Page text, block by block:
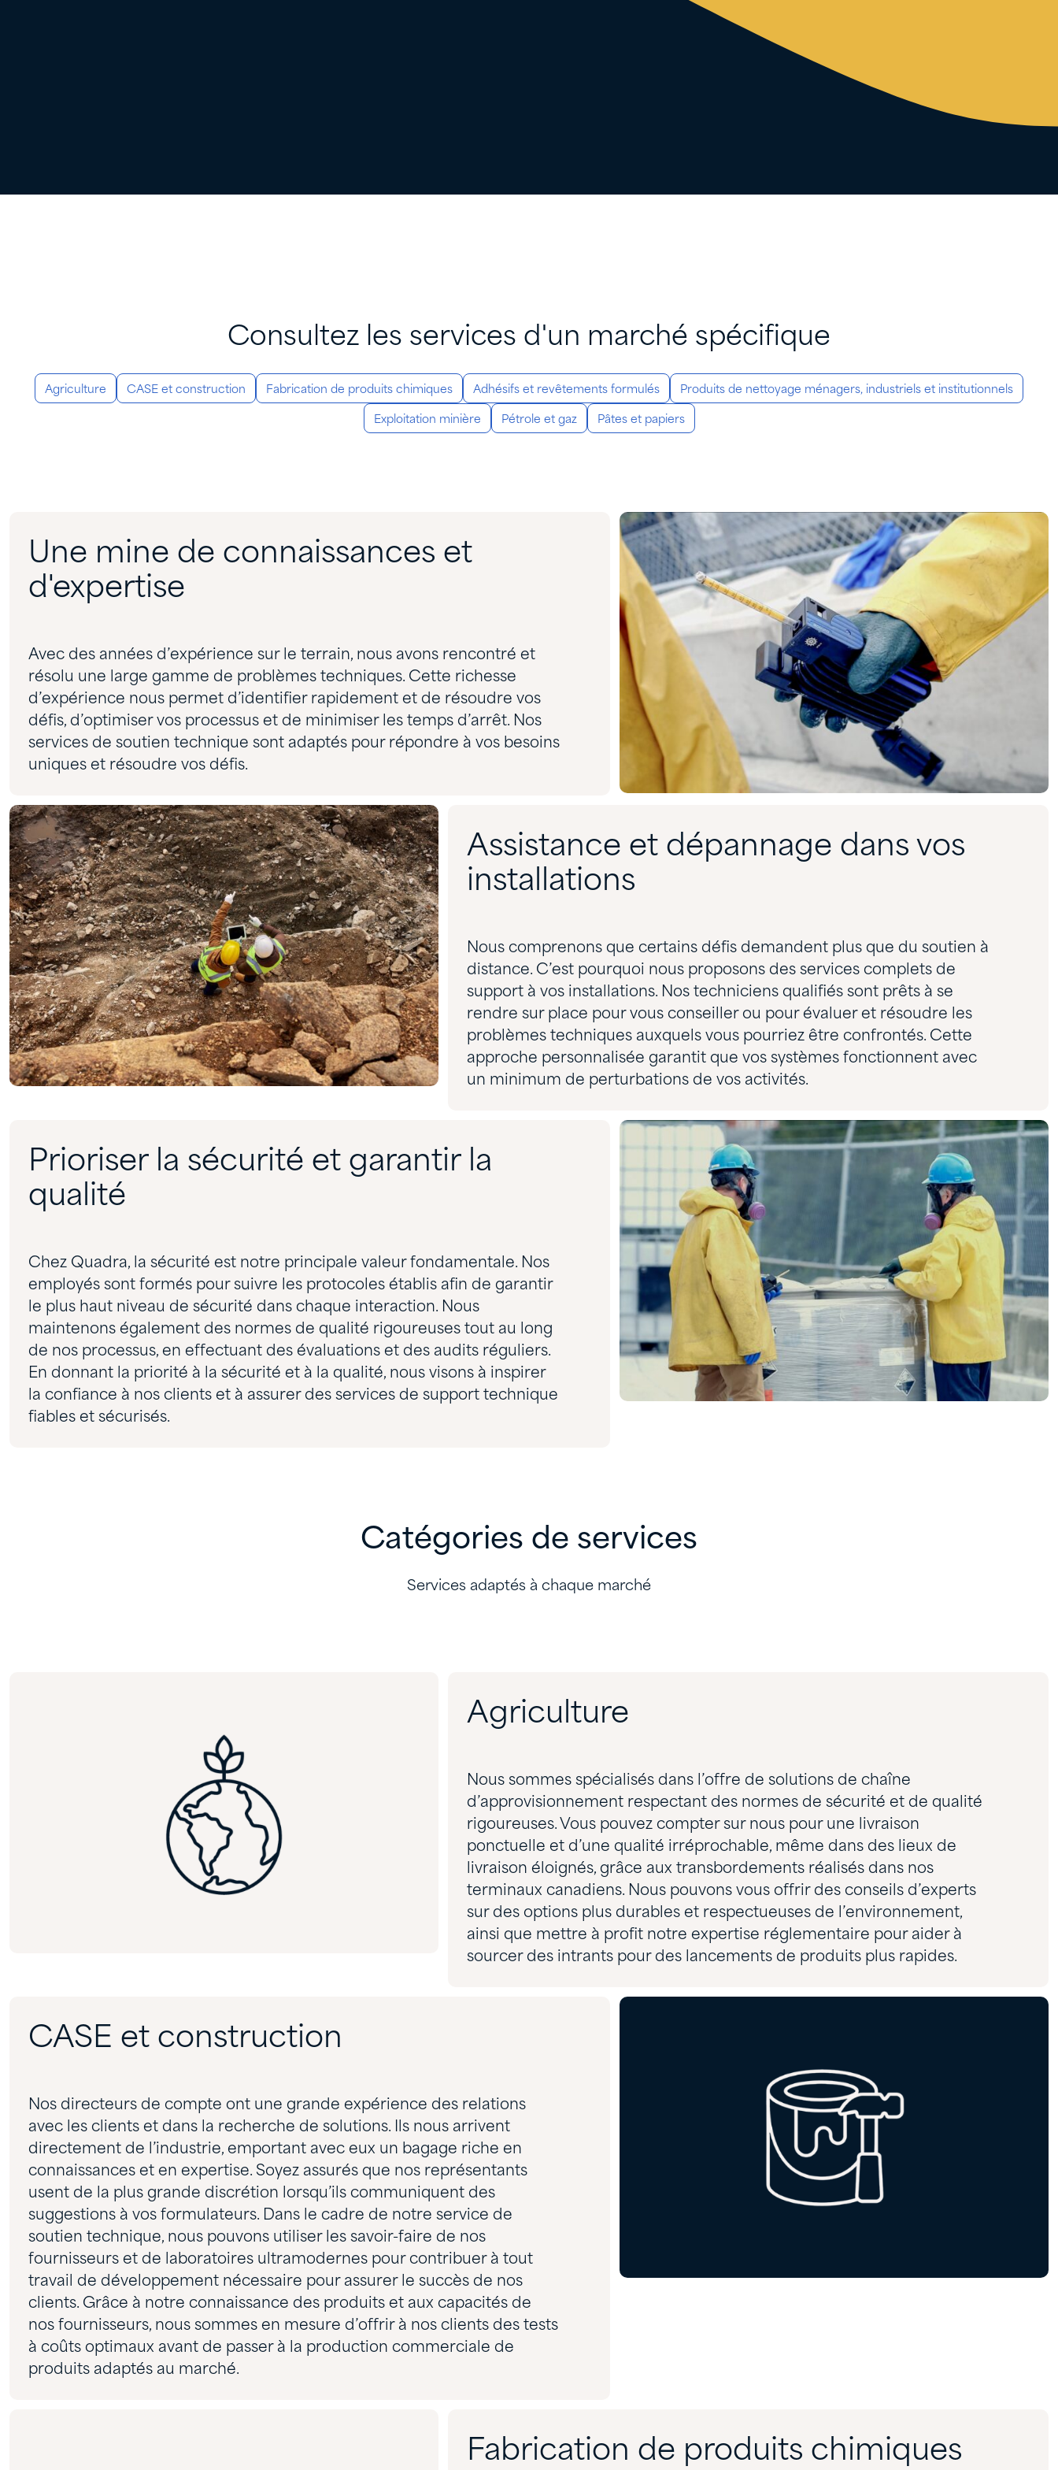
Consultez les services d'un marché spécifique
Agriculture CASE et construction Fabrication de produits chimiques Adhésifs et revêtements formulés Produits de nettoyage ménagers, industriels et institutionnels
Exploitation minière Pétrole et gaz Pâtes et papiers
Une mine de connaissances et
d'expertise
Avec des années d’expérience sur le terrain, nous avons rencontré et
résolu une large gamme de problèmes techniques. Cette richesse
d’expérience nous permet d’identifier rapidement et de résoudre vos
défis, d’optimiser vos processus et de minimiser les temps d’arrêt. Nos
services de soutien technique sont adaptés pour répondre à vos besoins
uniques et résoudre vos défis.
Assistance et dépannage dans vos
installations
Nous comprenons que certains défis demandent plus que du soutien à
distance. C’est pourquoi nous proposons des services complets de
support à vos installations. Nos techniciens qualifiés sont prêts à se
rendre sur place pour vous conseiller ou pour évaluer et résoudre les
problèmes techniques auxquels vous pourriez être confrontés. Cette
approche personnalisée garantit que vos systèmes fonctionnent avec
un minimum de perturbations de vos activités.
Prioriser la sécurité et garantir la
qualité
Chez Quadra, la sécurité est notre principale valeur fondamentale. Nos
employés sont formés pour suivre les protocoles établis afin de garantir
le plus haut niveau de sécurité dans chaque interaction. Nous
maintenons également des normes de qualité rigoureuses tout au long
de nos processus, en effectuant des évaluations et des audits réguliers.
En donnant la priorité à la sécurité et à la qualité, nous visons à inspirer
la confiance à nos clients et à assurer des services de support technique
fiables et sécurisés.
Catégories de services
Services adaptés à chaque marché
Agriculture
Nous sommes spécialisés dans l’offre de solutions de chaîne
d’approvisionnement respectant des normes de sécurité et de qualité
rigoureuses. Vous pouvez compter sur nous pour une livraison
ponctuelle et d’une qualité irréprochable, même dans des lieux de
livraison éloignés, grâce aux transbordements réalisés dans nos
terminaux canadiens. Nous pouvons vous offrir des conseils d’experts
sur des options plus durables et respectueuses de l’environnement,
ainsi que mettre à profit notre expertise réglementaire pour aider à
sourcer des intrants pour des lancements de produits plus rapides.
CASE et construction
Nos directeurs de compte ont une grande expérience des relations
avec les clients et dans la recherche de solutions. Ils nous arrivent
directement de l’industrie, emportant avec eux un bagage riche en
connaissances et en expertise. Soyez assurés que nos représentants
usent de la plus grande discrétion lorsqu’ils communiquent des
suggestions à vos formulateurs. Dans le cadre de notre service de
soutien technique, nous pouvons utiliser les savoir-faire de nos
fournisseurs et de laboratoires ultramodernes pour contribuer à tout
travail de développement nécessaire pour assurer le succès de nos
clients. Grâce à notre connaissance des produits et aux capacités de
nos fournisseurs, nous sommes en mesure d’offrir à nos clients des tests
à coûts optimaux avant de passer à la production commerciale de
produits adaptés au marché.
Fabrication de produits chimiques